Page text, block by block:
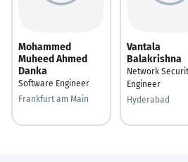
Mohammed
Muheed Ahmed
Danka
Software Engineer
Frankfurt am Main
Vantala
Balakrishna
Network
Engineer
Hyderabad